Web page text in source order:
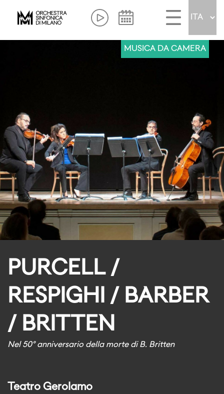
MUSICA DA CAMERA
PURCELL /
RESPIGHI / BARBER
/ BRITTEN
Nel 50° anniversario della morte di B. Britten
Teatro Gerolamo